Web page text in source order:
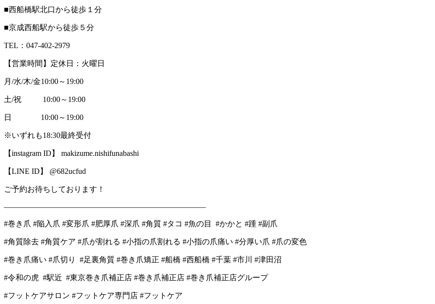
■西船橋駅北口から徒歩１分
■京成西船駅から徒歩５分
TEL：047-402-2979
【営業時間】定休日：火曜日
月/水/木/金10:00～19:00
土/祝 10:00～19:00
日 10:00～19:00
※いずれも18:30最終受付
【instagram ID】 makizume.nishifunabashi
【LINE ID】 @682ucfud
ご予約お待ちしております！
――――――――――――――――――――――――――
#巻き爪 #陥入爪 #変形爪 #肥厚爪 #深爪 #角質 #タコ #魚の目 #かかと #踵 #副爪
#角質除去 #角質ケア #爪が割れる #小指の爪割れる #小指の爪痛い #分厚い爪 #爪の変色
#巻き爪痛い #爪切り #足裏角質 #巻き爪矯正 #船橋 #西船橋 #千葉 #市川 #津田沼
#令和の虎 #駅近 #東京巻き爪補正店 #巻き爪補正店 #巻き爪補正店グループ
#フットケアサロン #フットケア専門店 #フットケア